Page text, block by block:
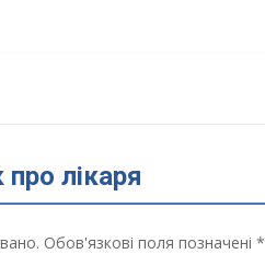
лікаря
Обов'язкові поля позначені *